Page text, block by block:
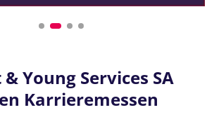
Young Services SA
Karrieremessen